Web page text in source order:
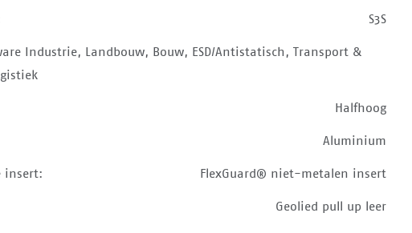
S3S
Industrie, Landbouw, Bouw, ESD/Antistatisch, Transport &
Halfhoog
Aluminium
insert: FlexGuard® niet-metalen insert
Geolied pull up leer